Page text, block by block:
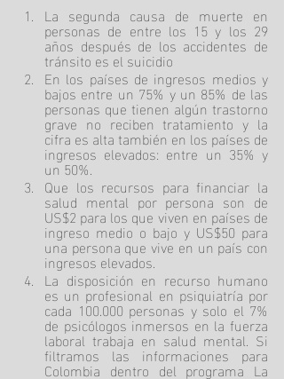
La segunda causa de muerte en
personas de entre los 15 y los 29
años después de los accidentes de
tránsito es el suicidio
En los países de ingresos medios y
bajos entre un 75% y un 85% de las
personas que tienen algún trastorno
grave no reciben tratamiento y la
cifra es alta también en los países de
ingresos elevados: entre un 35% y
un 50%.
Que los recursos para financiar la
salud mental por persona son de
US$2 para los que viven en países de
ingreso medio o bajo y US$50 para
una persona que vive en un país con
ingresos elevados.
La disposición en recurso humano
es un profesional en psiquiatría por
cada 100.000 personas y solo el 7%
de psicólogos inmersos en la fuerza
laboral trabaja en salud mental. Si
filtramos las informaciones para
Colombia dentro del programa La